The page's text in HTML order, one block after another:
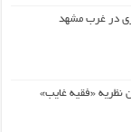
در غرب مشهد
نظریه «فقیه غایب»